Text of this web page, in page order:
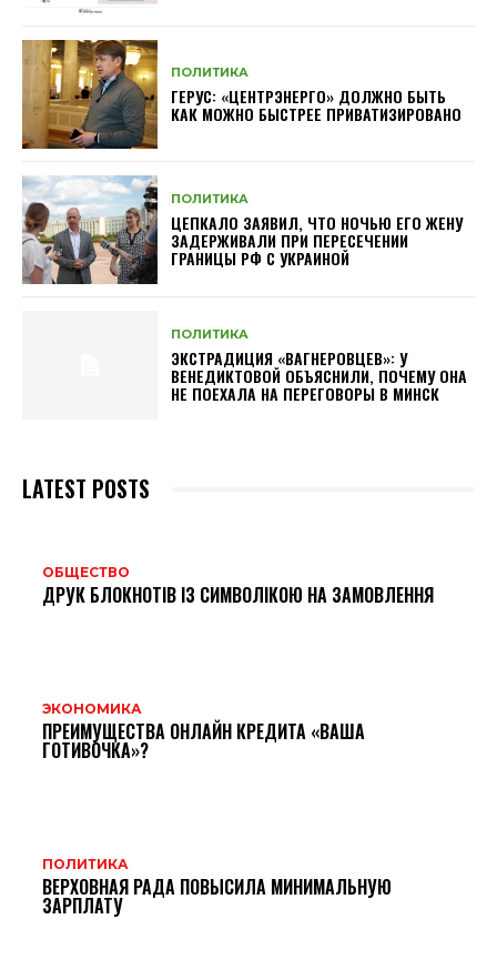
ПОЛИТИКА
ГЕРУС: «ЦЕНТРЭНЕРГО» ДОЛЖНО БЫТЬ
КАК МОЖНО БЫСТРЕЕ ПРИВАТИЗИРОВАНО
ПОЛИТИКА
ЦЕПКАЛО ЗАЯВИЛ, ЧТО НОЧЬЮ ЕГО ЖЕНУ
ЗАДЕРЖИВАЛИ ПРИ ПЕРЕСЕЧЕНИИ
ГРАНИЦЫ РФ С УКРАИНОЙ
ПОЛИТИКА
ЭКСТРАДИЦИЯ «ВАГНЕРОВЦЕВ»: У
ВЕНЕДИКТОВОЙ ОБЪЯСНИЛИ, ПОЧЕМУ ОНА
НЕ ПОЕХАЛА НА ПЕРЕГОВОРЫ В МИНСК
LATEST POSTS
ОБЩЕСТВО
ДРУК БЛОКНОТІВ ІЗ СИМВОЛІКОЮ НА ЗАМОВЛЕННЯ
ЭКОНОМИКА
ПРЕИМУЩЕСТВА ОНЛАЙН КРЕДИТА «ВАША
ГОТИВОЧКА»?
ПОЛИТИКА
ВЕРХОВНАЯ РАДА ПОВЫСИЛА МИНИМАЛЬНУЮ
ЗАРПЛАТУ